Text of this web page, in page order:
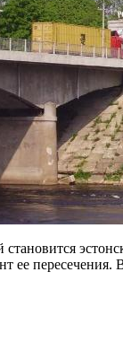
ее пересечения.